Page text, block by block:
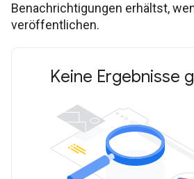
Benachrichtigungen erhältst,
veröffentlichen.
Keine Ergebnisse